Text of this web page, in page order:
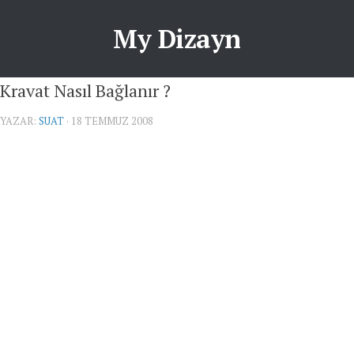
My Dizayn
Kravat Nasıl Bağlanır ?
YAZAR: SUAT · 18 TEMMUZ 2008